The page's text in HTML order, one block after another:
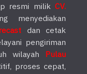
resmi milikCV.
menyediakan
dan cetak
pengiriman
wilayah Pulau
proses cepat,